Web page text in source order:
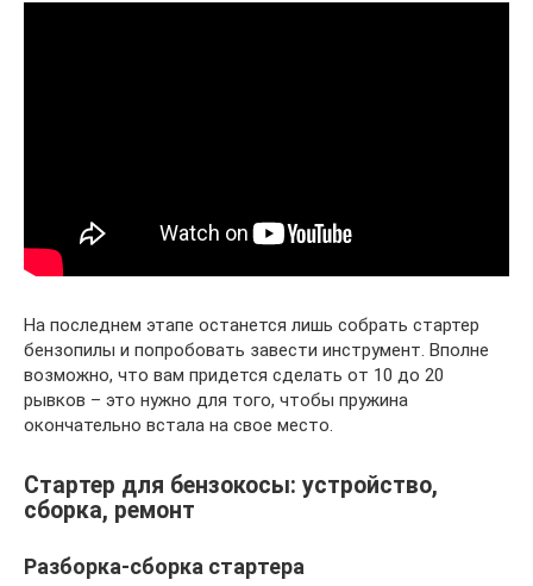
На последнем этапе останется лишь собрать стартер
бензопилы и попробовать завести инструмент. Вполне
возможно, что вам придется сделать от 10 до 20
рывков – это нужно для того, чтобы пружина
окончательно встала на свое место.
Стартер для бензокосы: устройство,
сборка, ремонт
Разборка-сборка стартера